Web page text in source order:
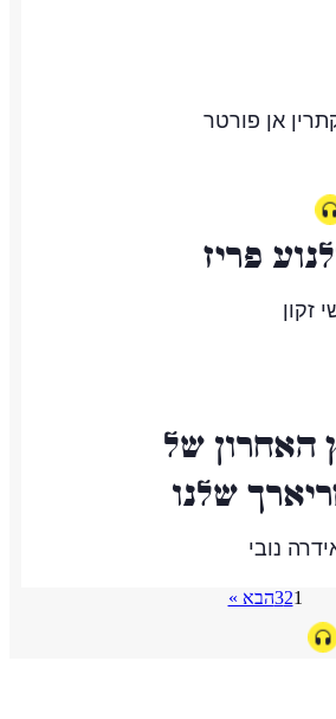
אן פורטר
פריז
זקון
האחרון של
שלנו
נובי
1
2
3הבא »